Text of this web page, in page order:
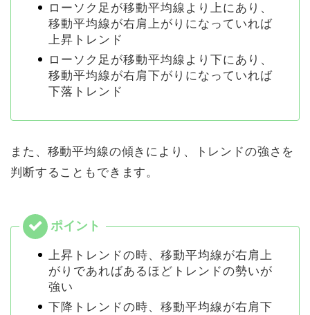
ローソク足が移動平均線より上にあり、
移動平均線が右肩上がりになっていれば
上昇トレンド
ローソク足が移動平均線より下にあり、
移動平均線が右肩下がりになっていれば
下落トレンド
また、移動平均線の傾きにより、トレンドの強さを
判断することもできます。
上昇トレンドの時、移動平均線が右肩上
がりであればあるほどトレンドの勢いが
強い
下降トレンドの時、移動平均線が右肩下